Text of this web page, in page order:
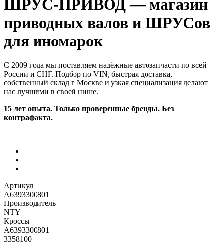
ШРУС-ПРИВОД — магазин
приводных валов и ШРУСов
для иномарок
С 2009 года мы поставляем надёжные автозапчасти по всей
России и СНГ. Подбор по VIN, быстрая доставка,
собственный склад в Москве и узкая специализация делают
нас лучшими в своей нише.
15 лет опыта. Только проверенные бренды. Без
контрафакта.
Артикул
A6393300801
Производитель
NTY
Кроссы
A6393300801
3358100